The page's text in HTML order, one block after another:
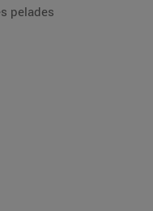
pelades